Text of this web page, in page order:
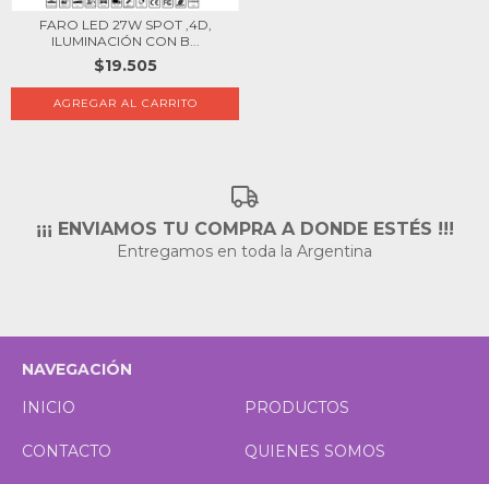
FARO LED 27W SPOT ,4D,
ILUMINACIÓN CON B...
$19.505
AGREGAR AL CARRITO
¡¡¡ ENVIAMOS TU COMPRA A DONDE ESTÉS !!!
Entregamos en toda la Argentina
NAVEGACIÓN
INICIO
PRODUCTOS
CONTACTO QUIENES SOMOS